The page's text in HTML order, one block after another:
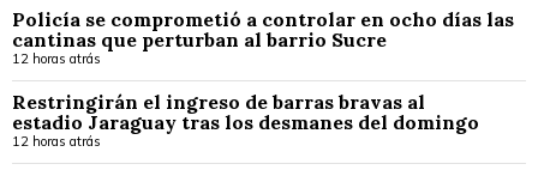
Policía se comprometió a controlar en ocho días las
cantinas que perturban al barrio Sucre
12 horas atrás
Restringirán el ingreso de barras bravas al
estadio Jaraguay tras los desmanes del domingo
12 horas atrás